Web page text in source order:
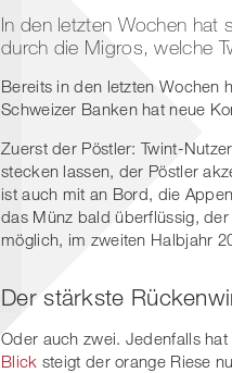
In den letzten Wochen hat
durch die Migros, welche
Bereits in den letzten Wochen
Schweizer Banken hat neue
Zuerst der Pöstler: Twint-
stecken lassen, der Pöstler
ist auch mit an Bord, die
das Münz bald überflüssig,
möglich, im zweiten Halbjahr
Der stärkste
Oder auch zwei. Jedenfalls
Blick steigt der orange Riese